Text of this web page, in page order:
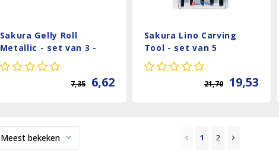
Sakura Gelly Roll
Metallic - set van 3 -
Nature
7,35 6,62
Sakura Lino Carving
Tool - set van 5
21,70 19,53
Meest bekeken 1 2